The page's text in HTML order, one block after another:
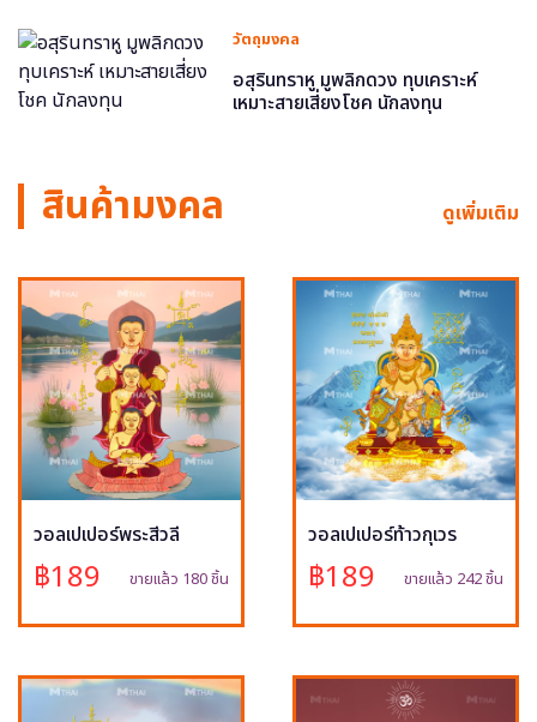
วัตถุมงคล
อสุรินทราหู มูพลิกดวง ทุบเคราะห์
เหมาะสายเสี่ยงโชค นักลงทุน
สินค้ามงคล ดูเพิ่มเติม
วอลเปเปอร์พระสีวลี
฿189 ขายแล้ว 180 ชิ้น
วอลเปเปอร์ท้าวกุเวร
฿189 ขายแล้ว 242 ชิ้น